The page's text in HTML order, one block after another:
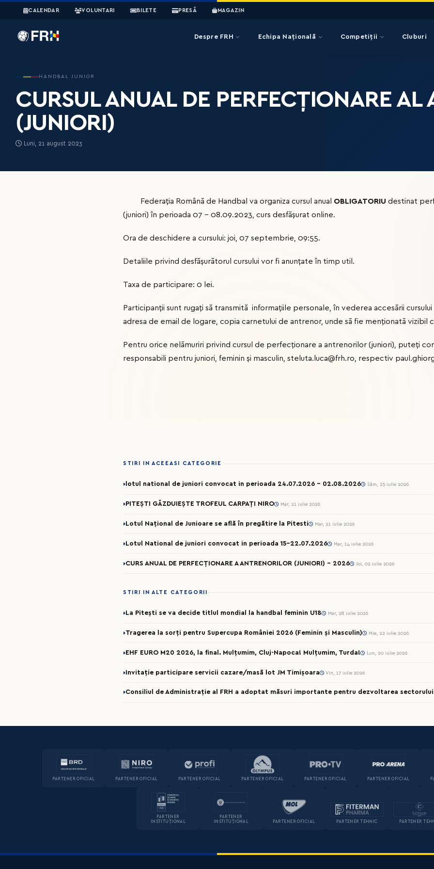
CALENDAR VOLUNTARI BILETE PRESĂ MAGAZIN
Despre FRH Echipa Națională Competiții Cluburi
HANDBAL JUNIOR
CURSUL ANUAL DE PERFECȚIONARE AL
(JUNIORI)
Luni, 21 august 2023
Federația Română de Handbal va organiza cursul anual OBLIGATORIU destinat
(juniori) în perioada 07 - 08.09.2023, curs desfășurat online.
Ora de deschidere a cursului: joi, 07 septembrie, 09:55.
Detaliile privind desfășurătorul cursului vor fi anunțate în timp util.
Taxa de participare: 0 lei.
Participanții sunt rugați să transmită informațiile personale, în vederea accesării
adresa de email de logare, copia carnetului de antrenor, unde să fie menționată vizibil
Pentru orice nelămuriri privind cursul de perfecționare a antrenorilor (juniori), puteți
responsabili pentru juniori, feminin și masculin, steluta.luca@frh.ro, respectiv
STIRI IN ACEEASI CATEGORIE
lotul national de juniori convocat in perioada 24.07.2026 – 02.08.2026 Sâm, 25 iulie 2026
PITEȘTI GĂZDUIEȘTE TROFEUL CARPAȚI NIRO Mar, 21 iulie 2026
Lotul Național de Junioare se află în pregătire la Pitesti Mar, 21 iulie 2026
Lotul National de juniori convocat in perioada 15-22.07.2026 Mar, 14 iulie 2026
CURS ANUAL DE PERFECȚIONARE A ANTRENORILOR (JUNIORI) - 2026 Joi, 02 iulie 2026
STIRI IN ALTE CATEGORII
La Pitești se va decide titlul mondial la handbal feminin U18 Mar, 28 iulie 2026
Tragerea la sorți pentru Supercupa României 2026 (Feminin și Masculin) Mie, 22 iulie 2026
EHF EURO M20 2026, la final. Mulțumim, Cluj-Napoca! Mulțumim, Turda! Lun, 20 iulie 2026
Invitație participare servicii cazare/masă lot JM Timișoara Vin, 17 iulie 2026
Consiliul de Administrație al FRH a adoptat măsuri importante pentru dezvoltarea
PARTENER OFICIAL PARTENER OFICIAL PARTENER OFICIAL PARTENER OFICIAL PARTENER OFICIAL PARTENER OFICIAL
PARTENER
INSTITUȚIONAL
PARTENER
INSTITUȚIONAL
PARTENER OFICIAL PARTENER TEHNIC PARTENER